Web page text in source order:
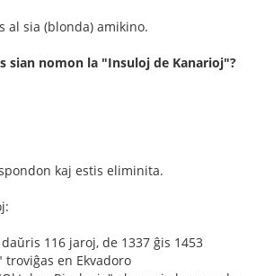
al sia (blonda) amikino.
sian nomon la "Insuloj de Kanarioj"?
kaj estis eliminita.
116 jaroj, de 1337 ĝis 1453
troviĝas en Ekvadoro